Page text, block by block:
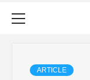
ARTICLE